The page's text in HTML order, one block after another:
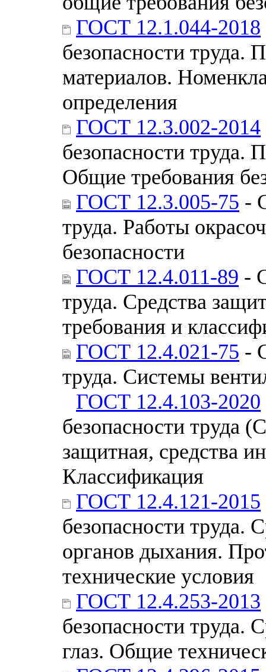
ГОСТ 12.1.044-2018
безопасности труда.
материалов.
определения
ГОСТ 12.3.002-2014
безопасности труда.
Общие требования
ГОСТ 12.3.005-75 -
труда. Работы
безопасности
ГОСТ 12.4.011-89 -
труда. Средства
требования и
ГОСТ 12.4.021-75 -
труда. Системы
ГОСТ 12.4.103-2020
безопасности труда
защитная, средства
Классификация
ГОСТ 12.4.121-2015
безопасности труда.
органов дыхания.
технические условия
ГОСТ 12.4.253-2013
безопасности труда.
глаз. Общие